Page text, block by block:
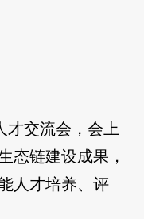
才交流会，会上
态链建设成果，
人才培养、评